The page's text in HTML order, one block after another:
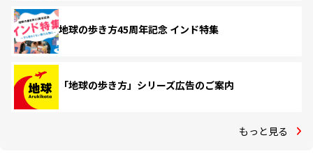
地球の歩き方45周年記念 インド特集
「地球の歩き方」シリーズ広告のご案内
もっと見る